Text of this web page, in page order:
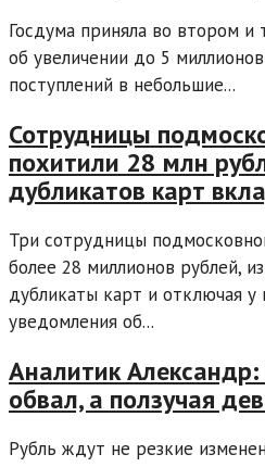
Госдума приняла во втором и
об увеличении до 5
поступлений в небольшие...
Сотрудницы
похитили 28 млн
дубликатов карт
Три сотрудницы
более 28 миллионов рублей,
дубликаты карт и отключая у
уведомления об...
Аналитик
обвал, а ползучая
Рубль ждут не резкие